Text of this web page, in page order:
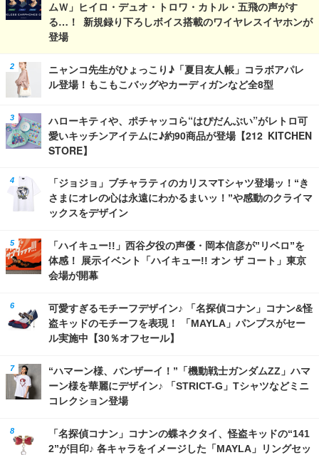
ムＷ」ヒイロ・デュオ・トロワ・カトル・五飛の声がす
る…！ 新規録り下ろしボイス搭載のワイヤレスイヤホンが
登場
ニャンコ先生がひょっこり♪「夏目友人帳」コラボアパレ
ル登場！もこもこバッグやカーディガンなど全8型
ハローキティや、ポチャッコら“はぴだんぶい”がレトロ可
愛いキッチンアイテムに♪約90商品が登場【212 KITCHEN
STORE】
「ジョジョ」ブチャラティのカリスマTシャツ登場ッ！“き
さまにオレの心は永遠にわかるまいッ！”や感動のクライマ
ックスをデザイン
「ハイキュー!!」西谷夕役の声優・岡本信彦が”リベロ”を
体感！ 展示イベント「ハイキュー!! オン ザ コート」東京
会場が開幕
可愛すぎるモチーフデザイン♪ 「名探偵コナン」コナン&怪
盗キッドのモチーフを表現！ 「MAYLA」パンプスがセー
ル実施中【30％オフセール】
“ハマーン様、バンザーイ！”「機動戦士ガンダムZZ」ハマ
ーン様を華麗にデザイン♪ 「STRICT-G」Tシャツなどミニ
コレクション登場
「名探偵コナン」コナンの蝶ネクタイ、怪盗キッドの“141
2”が目印♪ 各キャラをイメージした「MAYLA」リングセッ